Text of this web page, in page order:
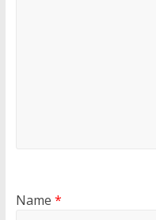
Name *